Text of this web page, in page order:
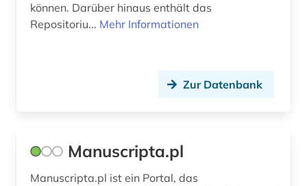
können. Darüber hinaus enthält das
Repositoriu... Mehr Informationen
Zur Datenbank
Manuscripta.pl
Manuscripta.pl ist ein Portal, das